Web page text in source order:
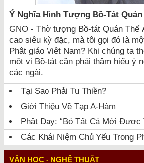
Ý Nghĩa Hình Tượng Bồ-Tát Quán
GNO - Thờ tượng Bồ-tát Quán Thế
cao siêu kỳ đặc, mà tôi gọi đó là
Phật giáo Việt Nam? Khi chúng ta
một vị Bồ-tát cần phải thâm hiểu ý
các ngài.
Tại Sao Phải Tu Thiền?
Giới Thiệu Về Tạp A-Hàm
Phật Dạy: “Bỏ Tất Cả Mới Được
Các Khái Niệm Chủ Yếu Trong
VĂN HỌC - NGHỆ THUẬT